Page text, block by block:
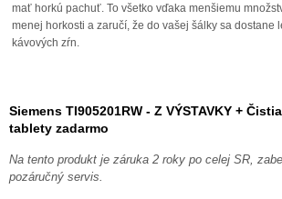
mať horkú pachuť. To všetko vďaka menšiemu
menej horkosti a zaručí, že do vašej šálky sa dostane
kávových zŕn.
Siemens TI905201RW - Z VÝSTAVKY +
tablety zadarmo
Na tento produkt je záruka 2 roky po celej SR,
pozáručný servis.